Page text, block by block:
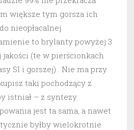
większe tym gorsza ich
nieopłacalnej.
to brylanty powyżej 3
(te w pierścionkach
SI i gorszej) . Nie ma przy
taki pochodzący z
istniał – z syntezy.
jest ta sama, a nawet
byłby wielokrotnie